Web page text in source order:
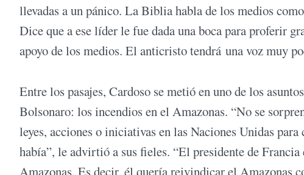
llevadas a un pánico. La Biblia habla de los medios
Dice que a ese líder le fue dada una boca para proferir
apoyo de los medios. El anticristo tendrá una voz muy
Entre los pasajes, Cardoso se metió en uno de los
Bolsonaro: los incendios en el Amazonas. “No se
leyes, acciones o iniciativas en las Naciones Unidas
había”, le advirtió a sus fieles. “El presidente de